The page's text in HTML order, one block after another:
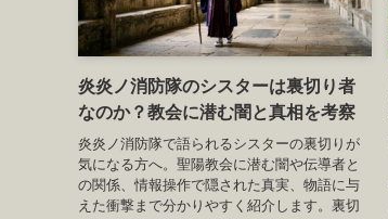
炎炎ノ消防隊のシスターは裏切り者
なのか？教会に潜む闇と真相を考察
炎炎ノ消防隊で語られるシスターの裏切りが
気になる方へ。聖陽教会に潜む闇や伝導者と
の関係、情報操作で隠された真実、物語に与
えた衝撃まで分かりやすく紹介します。裏切